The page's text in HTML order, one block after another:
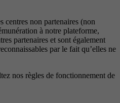
centres non partenaires (non
à notre plateforme,
partenaires et sont également
par le fait qu’elles ne
nos règles de fonctionnement de